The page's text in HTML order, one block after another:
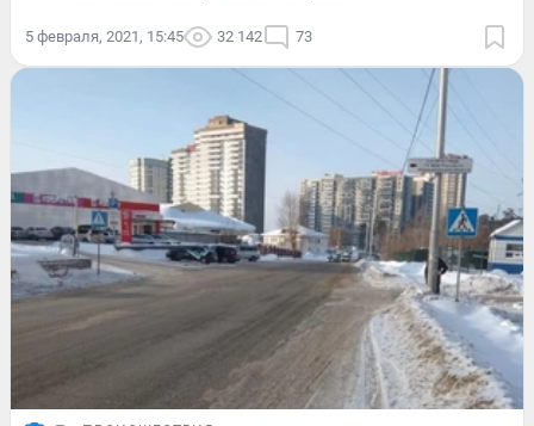
5 февраля, 2021, 15:45 32 142 73